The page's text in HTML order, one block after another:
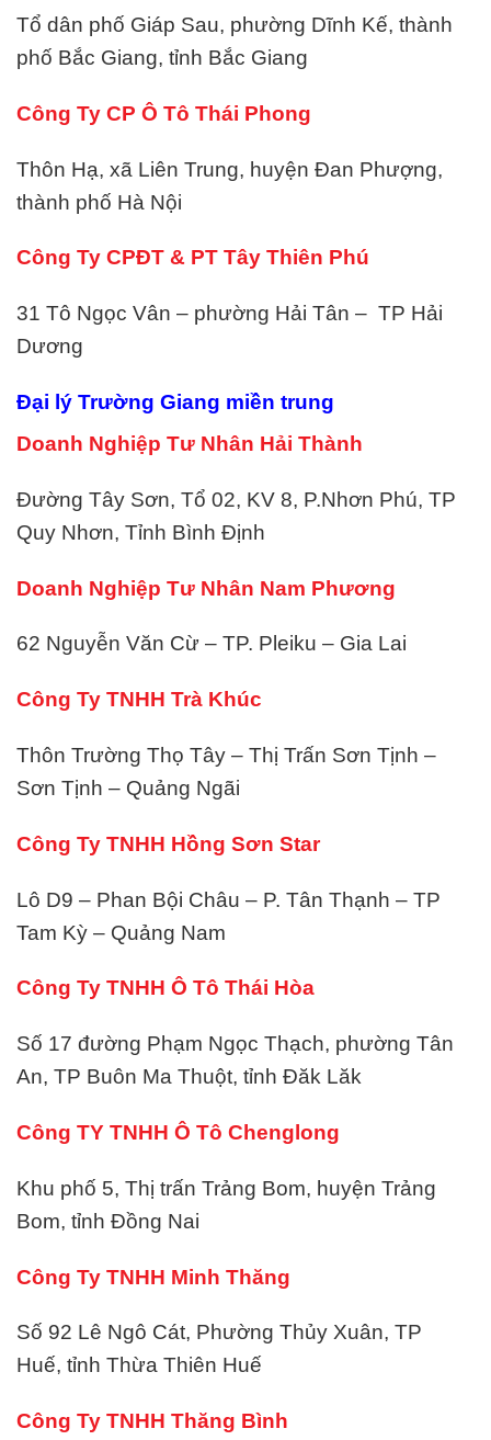
Tổ dân phố Giáp Sau, phường Dĩnh Kế, thành
phố Bắc Giang, tỉnh Bắc Giang
Công Ty CP Ô Tô Thái Phong
Thôn Hạ, xã Liên Trung, huyện Đan Phượng,
thành phố Hà Nội
Công Ty CPĐT & PT Tây Thiên Phú
31 Tô Ngọc Vân – phường Hải Tân – TP Hải
Dương
Đại lý Trường Giang miền trung
Doanh Nghiệp Tư Nhân Hải Thành
Đường Tây Sơn, Tổ 02, KV 8, P.Nhơn Phú, TP
Quy Nhơn, Tỉnh Bình Định
Doanh Nghiệp Tư Nhân Nam Phương
62 Nguyễn Văn Cừ – TP. Pleiku – Gia Lai
Công Ty TNHH Trà Khúc
Thôn Trường Thọ Tây – Thị Trấn Sơn Tịnh –
Sơn Tịnh – Quảng Ngãi
Công Ty TNHH Hồng Sơn Star
Lô D9 – Phan Bội Châu – P. Tân Thạnh – TP
Tam Kỳ – Quảng Nam
Công Ty TNHH Ô Tô Thái Hòa
Số 17 đường Phạm Ngọc Thạch, phường Tân
An, TP Buôn Ma Thuột, tỉnh Đăk Lăk
Công TY TNHH Ô Tô Chenglong
Khu phố 5, Thị trấn Trảng Bom, huyện Trảng
Bom, tỉnh Đồng Nai
Công Ty TNHH Minh Thăng
Số 92 Lê Ngô Cát, Phường Thủy Xuân, TP
Huế, tỉnh Thừa Thiên Huế
Công Ty TNHH Thăng Bình